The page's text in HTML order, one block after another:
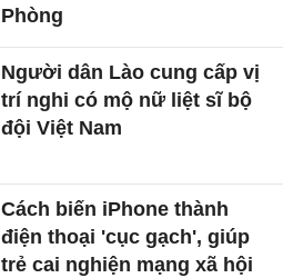
Phòng
Người dân Lào cung cấp vị
trí nghi có mộ nữ liệt sĩ bộ
đội Việt Nam
Cách biến iPhone thành
điện thoại 'cục gạch', giúp
trẻ cai nghiện mạng xã hội